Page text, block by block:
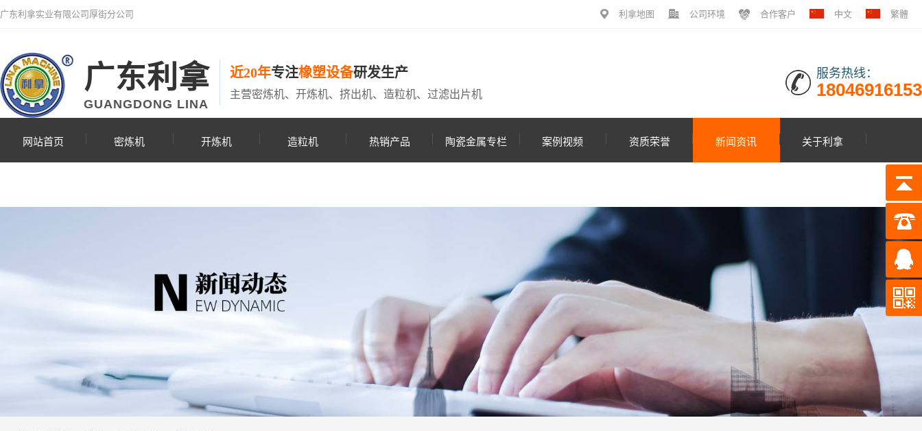
广东利拿实业有限公司厚街分公司 利拿地图 公司环境 合作客户 中文 繁體
广东利拿
GUANGDONG LINA
近20年专注橡塑设备研发生产
主营密炼机、开炼机、挤出机、造粒机、过滤出片机
服务热线：
18046916153
网站首页 密炼机 开炼机 造粒机 热销产品 陶瓷金属专栏 案例视频 资质荣誉 新闻资讯 关于利拿